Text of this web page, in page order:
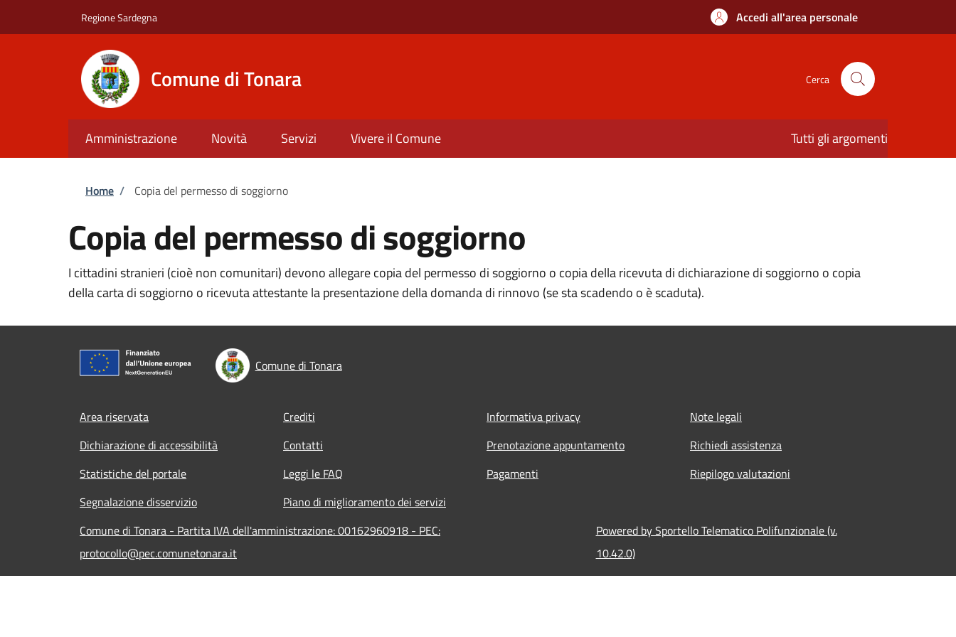
Regione Sardegna Accedi all'area personale
Comune di Tonara Cerca
Amministrazione Novità Servizi Vivere il Comune Tutti gli argomenti
Briciole di pane
Home / Copia del permesso di soggiorno
Copia del permesso di soggiorno
I cittadini stranieri (cioè non comunitari) devono allegare copia del permesso di soggiorno o copia della ricevuta di dichiarazione di soggiorno o copia
della carta di soggiorno o ricevuta attestante la presentazione della domanda di rinnovo (se sta scadendo o è scaduta).
Comune di Tonara
Footer menu
Area riservata Crediti Informativa privacy
Note legali
Dichiarazione di accessibilità
Contatti Prenotazione appuntamento
Richiedi assistenza
Statistiche del portale
Leggi le FAQ Pagamenti
Riepilogo valutazioni
Segnalazione disservizio
Piano di miglioramento dei servizi
Comune di Tonara - Partita IVA dell'amministrazione: 00162960918 - PEC:
protocollo@pec.comunetonara.it
Powered by Sportello Telematico Polifunzionale (v.
10.42.0)